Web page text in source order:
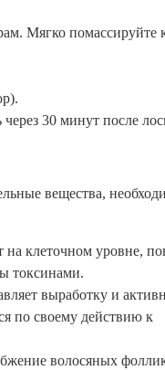
Мягко помассируйте
30 минут после
вещества,
на клеточном уровне,
токсинами.
выработку и
по своему действию к
волосяных